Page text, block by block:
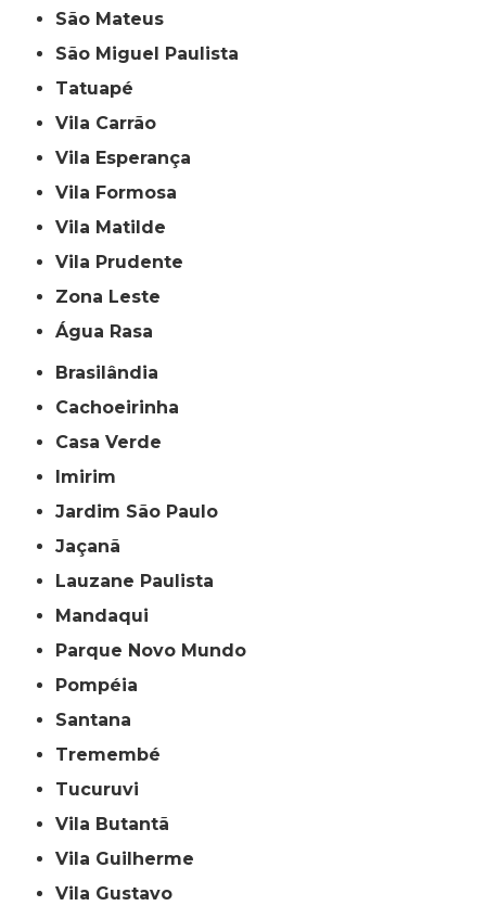
São Mateus
São Miguel Paulista
Tatuapé
Vila Carrão
Vila Esperança
Vila Formosa
Vila Matilde
Vila Prudente
Zona Leste
Água Rasa
Brasilândia
Cachoeirinha
Casa Verde
Imirim
Jardim São Paulo
Jaçanã
Lauzane Paulista
Mandaqui
Parque Novo Mundo
Pompéia
Santana
Tremembé
Tucuruvi
Vila Butantã
Vila Guilherme
Vila Gustavo